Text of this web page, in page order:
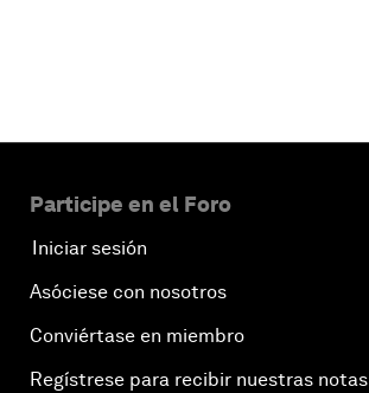
Participe en el Foro
Iniciar sesión
Asóciese con nosotros
Conviértase en miembro
Regístrese para recibir nuestras notas